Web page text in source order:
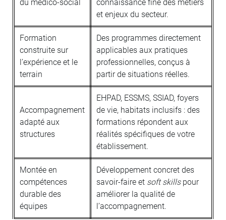
du médico-social
connaissance fine des métiers
et enjeux du secteur.
Formation
construite sur
l’expérience et le
terrain
Des programmes directement
applicables aux pratiques
professionnelles, conçus à
partir de situations réelles.
Accompagnement
adapté aux
structures
EHPAD, ESSMS, SSIAD, foyers
de vie, habitats inclusifs : des
formations répondent aux
réalités spécifiques de votre
établissement.
Montée en
compétences
durable des
équipes
Développement concret des
savoir-faire et soft skillspour
améliorer la qualité de
l’accompagnement.